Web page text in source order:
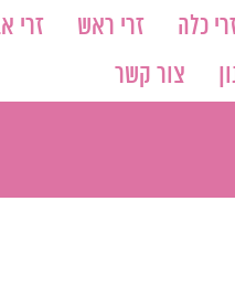
כלה זרי ראש זרי
צור קשר